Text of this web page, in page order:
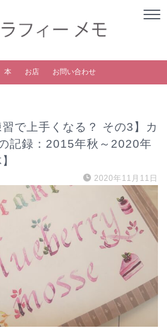
本 お店 お問い合わせ
習で上手くなる？ その3】カ
記録：2015年秋～2020年
2020年11月11日